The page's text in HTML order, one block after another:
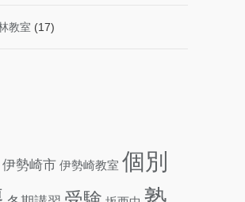
教室 (17)
伊勢崎市 伊勢崎教室 個別